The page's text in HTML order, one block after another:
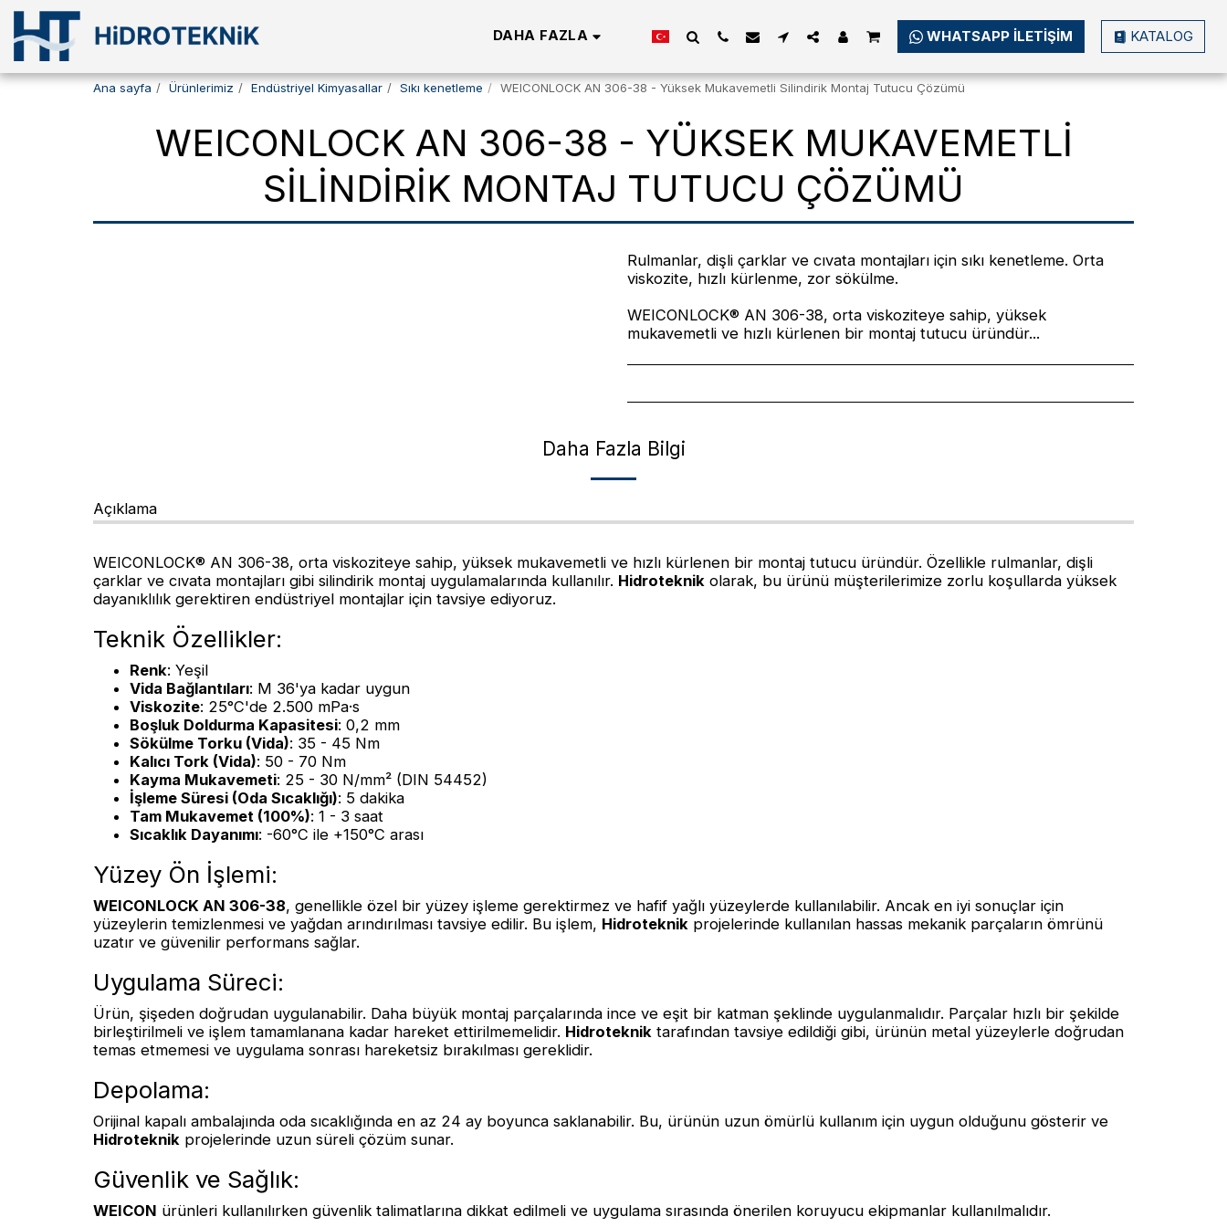
DAHA FAZLA WHATSAPP ILETIŞIM KATALOG
Ana sayfa Ürünlerimiz Endüstriyel Kimyasallar Sıkı kenetleme WEICONLOCK AN 306-38 - Yüksek Mukavemetli Silindirik Montaj Tutucu Çözümü
WEICONLOCK AN 306-38 - YÜKSEK MUKAVEMETLI
SILINDIRIK MONTAJ TUTUCU ÇÖZÜMÜ
Rulmanlar, dişli çarklar ve cıvata montajları için sıkı kenetleme. Orta
viskozite, hızlı kürlenme, zor sökülme.
WEICONLOCK® AN 306-38, orta viskoziteye sahip, yüksek
mukavemetli ve hızlı kürlenen bir montaj tutucu üründür...
Daha Fazla Bilgi
Açıklama
WEICONLOCK® AN 306-38, orta viskoziteye sahip, yüksek mukavemetli ve hızlı kürlenen bir montaj tutucu üründür. Özellikle rulmanlar, dişli
çarklar ve cıvata montajları gibi silindirik montaj uygulamalarında kullanılır. Hidroteknik olarak, bu ürünü müşterilerimize zorlu koşullarda yüksek
dayanıklılık gerektiren endüstriyel montajlar için tavsiye ediyoruz.
Teknik Özellikler:
Renk: Yeşil
Vida Bağlantıları: M 36'ya kadar uygun
Viskozite: 25°C'de 2.500 mPa·s
Boşluk Doldurma Kapasitesi: 0,2 mm
Sökülme Torku (Vida): 35 - 45 Nm
Kalıcı Tork (Vida): 50 - 70 Nm
Kayma Mukavemeti: 25 - 30 N/mm² (DIN 54452)
İşleme Süresi (Oda Sıcaklığı): 5 dakika
Tam Mukavemet (100%): 1 - 3 saat
Sıcaklık Dayanımı: -60°C ile +150°C arası
Yüzey Ön İşlemi:
WEICONLOCK AN 306-38, genellikle özel bir yüzey işleme gerektirmez ve hafif yağlı yüzeylerde kullanılabilir. Ancak en iyi sonuçlar için
yüzeylerin temizlenmesi ve yağdan arındırılması tavsiye edilir. Bu işlem, Hidroteknik projelerinde kullanılan hassas mekanik parçaların ömrünü
uzatır ve güvenilir performans sağlar.
Uygulama Süreci:
Ürün, şişeden doğrudan uygulanabilir. Daha büyük montaj parçalarında ince ve eşit bir katman şeklinde uygulanmalıdır. Parçalar hızlı bir şekilde
birleştirilmeli ve işlem tamamlanana kadar hareket ettirilmemelidir. Hidroteknik tarafından tavsiye edildiği gibi, ürünün metal yüzeylerle doğrudan
temas etmemesi ve uygulama sonrası hareketsiz bırakılması gereklidir.
Depolama:
Orijinal kapalı ambalajında oda sıcaklığında en az 24 ay boyunca saklanabilir. Bu, ürünün uzun ömürlü kullanım için uygun olduğunu gösterir ve
Hidroteknik projelerinde uzun süreli çözüm sunar.
Güvenlik ve Sağlık:
WEICON ürünleri kullanılırken güvenlik talimatlarına dikkat edilmeli ve uygulama sırasında önerilen koruyucu ekipmanlar kullanılmalıdır.